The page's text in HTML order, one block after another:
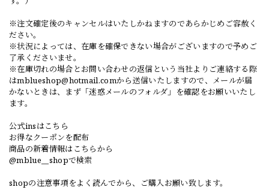
※注文確定後のキャンセルはいたしかねますのであらかじめご容赦く
ださい。
※状況によっては、在庫を確保できない場合がございますので予めご
了承くださいませ。
※在庫切れの場合とお問い合わせの返信という当社よりご連絡する際
はmblueshop@hotmail.comから送信いたしますので、メールが届
かないときは、まず「迷惑メールのフォルダ」を確認をお願いいたし
ます。
公式insはこちら
お得なクーポンを配布
商品の新着情報はこちらから
@mblue__shopで検索
shopの注意事項をよく読んでから、ご購入お願い致します。